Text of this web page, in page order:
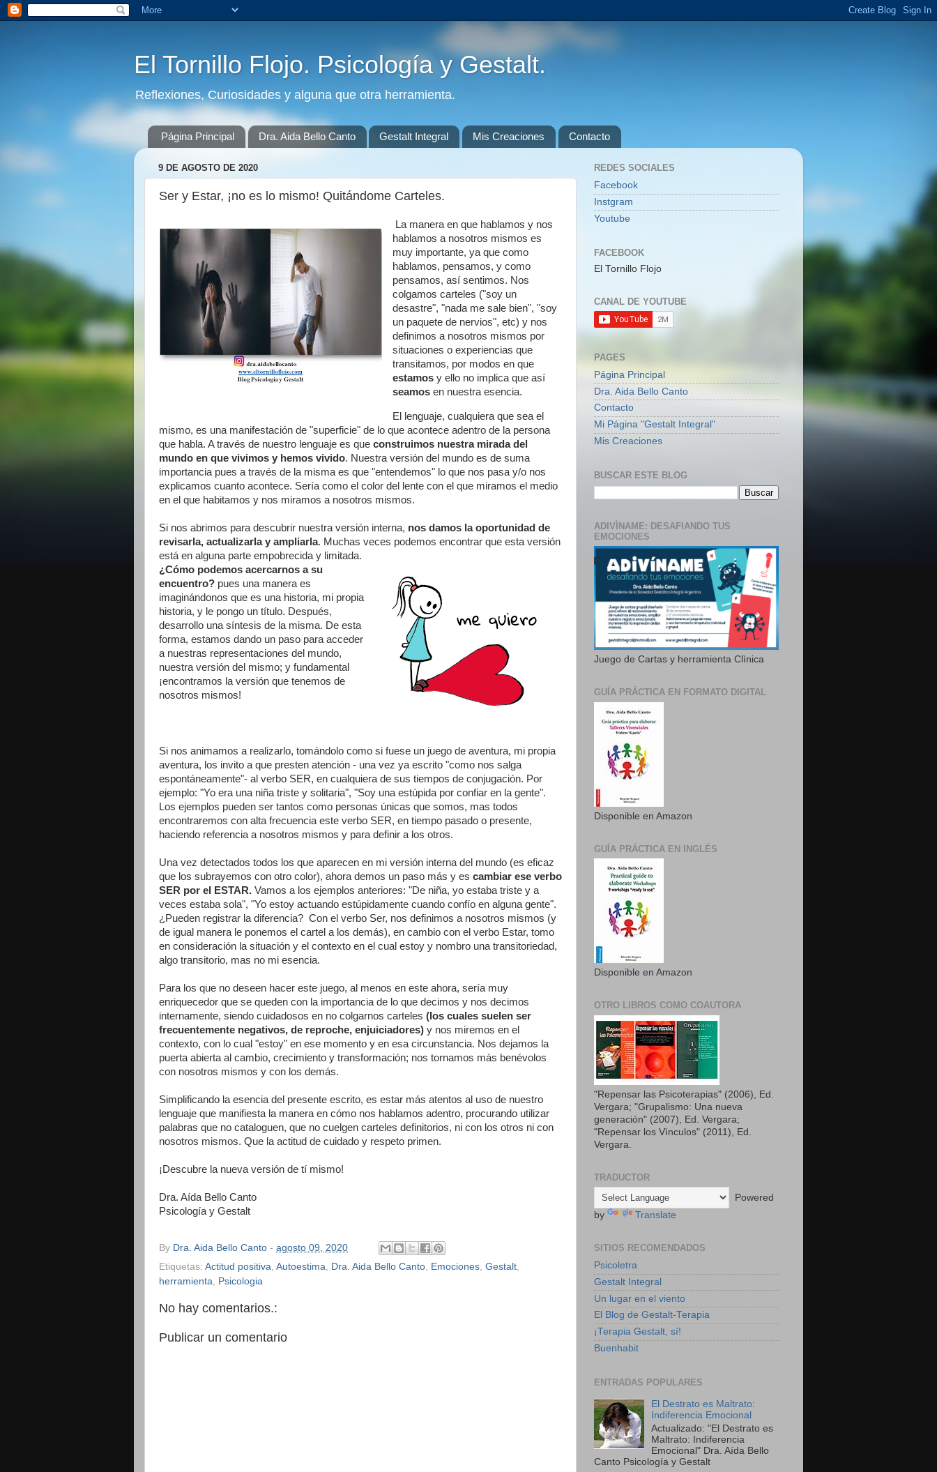
El Tornillo Flojo. Psicología y Gestalt.
Reflexiones, Curiosidades y alguna que otra herramienta.
Página Principal Dra. Aida Bello Canto Gestalt Integral Mis Creaciones Contacto
9 DE AGOSTO DE 2020
Ser y Estar, ¡no es lo mismo! Quitándome Carteles.
La manera en que hablamos y nos
hablamos a nosotros mismos es
muy importante, ya que como
hablamos, pensamos, y como
pensamos, así sentimos. Nos
colgamos carteles ("soy un
desastre", "nada me sale bien", "soy
un paquete de nervios", etc) y nos
definimos a nosotros mismos por
situaciones o experiencias que
transitamos, por modos en que
estamosy ello no implica que así
seamosen nuestra esencia.
El lenguaje, cualquiera que sea el
mismo, es una manifestación de "superficie" de lo que acontece adentro de la persona
que habla. A través de nuestro lenguaje es que construimos nuestra mirada del
mundo en que vivimos y hemos vivido. Nuestra versión del mundo es de suma
importancia pues a través de la misma es que "entendemos" lo que nos pasa y/o nos
explicamos cuanto acontece. Sería como el color del lente con el que miramos el medio
en el que habitamos y nos miramos a nosotros mismos.
Si nos abrimos para descubrir nuestra versión interna, nos damos la oportunidad de
revisarla, actualizarla y ampliarla. Muchas veces podemos encontrar que esta versión
está en alguna parte empobrecida y limitada.
¿Cómo podemos acercarnos a su
encuentro? pues una manera es
imaginándonos que es una historia, mi propia
historia, y le pongo un título. Después,
desarrollo una síntesis de la misma. De esta
forma, estamos dando un paso para acceder
a nuestras representaciones del mundo,
nuestra versión del mismo; y fundamental
¡encontramos la versión que tenemos de
nosotros mismos!
Si nos animamos a realizarlo, tomándolo como si fuese un juego de aventura, mi propia
aventura, los invito a que presten atención - una vez ya escrito "como nos salga
espontáneamente"- al verbo SER, en cualquiera de sus tiempos de conjugación. Por
ejemplo: "Yo era una niña triste y solitaria", "Soy una estúpida por confiar en la gente".
Los ejemplos pueden ser tantos como personas únicas que somos, mas todos
encontraremos con alta frecuencia este verbo SER, en tiempo pasado o presente,
haciendo referencia a nosotros mismos y para definir a los otros.
Una vez detectados todos los que aparecen en mi versión interna del mundo (es eficaz
que los subrayemos con otro color), ahora demos un paso más y es cambiar ese verbo
SER por el ESTAR. Vamos a los ejemplos anteriores: "De niña, yo estaba triste y a
veces estaba sola", "Yo estoy actuando estúpidamente cuando confío en alguna gente".
¿Pueden registrar la diferencia? Con el verbo Ser, nos definimos a nosotros mismos (y
de igual manera le ponemos el cartel a los demás), en cambio con el verbo Estar, tomo
en consideración la situación y el contexto en el cual estoy y nombro una transitoriedad,
algo transitorio, mas no mi esencia.
Para los que no deseen hacer este juego, al menos en este ahora, sería muy
enriquecedor que se queden con la importancia de lo que decimos y nos decimos
internamente, siendo cuidadosos en no colgarnos carteles (los cuales suelen ser
frecuentemente negativos, de reproche, enjuiciadores) y nos miremos en el
contexto, con lo cual "estoy" en ese momento y en esa circunstancia. Nos dejamos la
puerta abierta al cambio, crecimiento y transformación; nos tornamos más benévolos
con nosotros mismos y con los demás.
Simplificando la esencia del presente escrito, es estar más atentos al uso de nuestro
lenguaje que manifiesta la manera en cómo nos hablamos adentro, procurando utilizar
palabras que no cataloguen, que no cuelgen carteles definitorios, ni con los otros ni con
nosotros mismos. Que la actitud de cuidado y respeto primen.
¡Descubre la nueva versión de tí mismo!
Dra. Aída Bello Canto
Psicología y Gestalt
By Dra. Aida Bello Canto - agosto 09, 2020
Etiquetas: Actitud positiva, Autoestima, Dra. Aida Bello Canto, Emociones, Gestalt,
herramienta, Psicologia
No hay comentarios.:
Publicar un comentario
REDES SOCIALES
Facebook
Instgram
Youtube
FACEBOOK
El Tornillo Flojo
CANAL DE YOUTUBE
PAGES
Página Principal
Dra. Aida Bello Canto
Contacto
Mi Página "Gestalt Integral"
Mis Creaciones
BUSCAR ESTE BLOG
ADIVÌNAME: DESAFIANDO TUS
EMOCIONES
Juego de Cartas y herramienta Clìnica
GUÍA PRÁCTICA EN FORMATO DIGITAL
Disponible en Amazon
GUÍA PRÁCTICA EN INGLÉS
Disponible en Amazon
OTRO LIBROS COMO COAUTORA
"Repensar las Psicoterapias" (2006), Ed.
Vergara; "Grupalismo: Una nueva
generación" (2007), Ed. Vergara;
"Repensar los Vìnculos" (2011), Ed.
Vergara.
TRADUCTOR
Powered
by
Translate
SITIOS RECOMENDADOS
Psicoletra
Gestalt Integral
Un lugar en el viento
El Blog de Gestalt-Terapia
¡Terapia Gestalt, sí!
Buenhabit
ENTRADAS POPULARES
El Destrato es Maltrato:
Indiferencia Emocional
Actualizado: "El Destrato es
Maltrato: Indiferencia
Emocional" Dra. Aída Bello
Canto Psicología y Gestalt